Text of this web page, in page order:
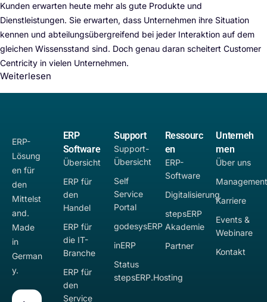
Kunden erwarten heute mehr als gute Produkte und
Dienstleistungen. Sie erwarten, dass Unternehmen ihre Situation
kennen und abteilungsübergreifend bei jeder Interaktion auf dem
gleichen Wissensstand sind. Doch genau daran scheitert Customer
Centricity in vielen Unternehmen.
Weiterlesen
ERP-
Lösung
en für
den
Mittelst
and.
Made
in
German
y.
ERP
Software
Übersicht
ERP für
den
Handel
ERP für
die IT-
Branche
ERP für
den
Service
Support
Support-
Übersicht
Self
Service
Portal
godesysERP
inERP
Status
stepsERP.Hosting
Ressourc
en
ERP-
Software
Digitalisierung
stepsERP
Akademie
Partner
Unterneh
men
Über uns
Karriere
Events &
Webinare
Kontakt